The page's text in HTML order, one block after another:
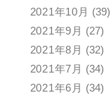
2021年10月 (39)
2021年9月 (27)
2021年8月 (32)
2021年7月 (34)
2021年6月 (34)